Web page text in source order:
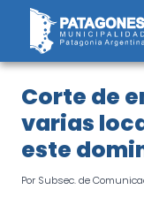
Saltar
contenido
Corte de
varias
este
Por Subsec. de